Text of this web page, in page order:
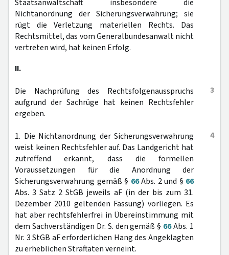
Staatsanwaltschaft insbesondere die
Nichtanordnung der Sicherungsverwahrung; sie
rügt die Verletzung materiellen Rechts. Das
Rechtsmittel, das vom Generalbundesanwalt nicht
vertreten wird, hat keinen Erfolg.
II.
3
Die Nachprüfung des Rechtsfolgenausspruchs
aufgrund der Sachrüge hat keinen Rechtsfehler
ergeben.
4
1. Die Nichtanordnung der Sicherungsverwahrung
weist keinen Rechtsfehler auf. Das Landgericht hat
zutreffend erkannt, dass die formellen
Voraussetzungen für die Anordnung der
Sicherungsverwahrung gemäß § 66Abs. 2 und § 66
Abs. 3 Satz 2 StGB jeweils aF (in der bis zum 31.
Dezember 2010 geltenden Fassung) vorliegen. Es
hat aber rechtsfehlerfrei in Übereinstimmung mit
dem Sachverständigen Dr. S. den gemäß § 66Abs. 1
Nr. 3 StGB aF erforderlichen Hang des Angeklagten
zu erheblichen Straftaten verneint.